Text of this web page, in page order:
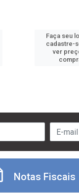
Faça seu
cadastre-
ver
Notas Fiscais